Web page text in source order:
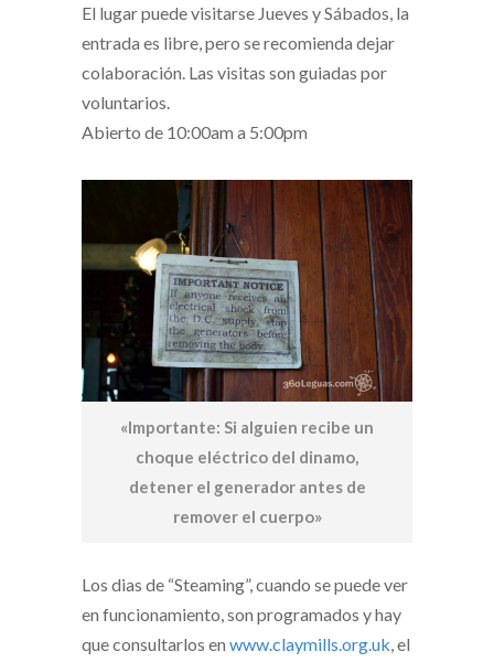
El lugar puede visitarse Jueves y Sábados, la
entrada es libre, pero se recomienda dejar
colaboración. Las visitas son guiadas por
voluntarios.
Abierto de 10:00am a 5:00pm
«Importante: Si alguien recibe un
choque eléctrico del dinamo,
detener el generador antes de
remover el cuerpo»
Los dias de “Steaming”, cuando se puede ver
en funcionamiento, son programados y hay
que consultarlos en www.claymills.org.uk, el